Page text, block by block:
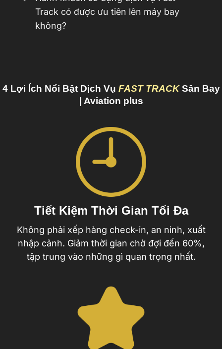
Track có được ưu tiên lên máy bay
không?
4 Lợi Ích Nổi Bật Dịch Vụ FAST TRACKSân Bay
| Aviation plus
Tiết Kiệm Thời Gian Tối Đa
Không phải xếp hàng check-in, an ninh, xuất
nhập cảnh. Giảm thời gian chờ đợi đến 60%,
tập trung vào những gì quan trọng nhất.